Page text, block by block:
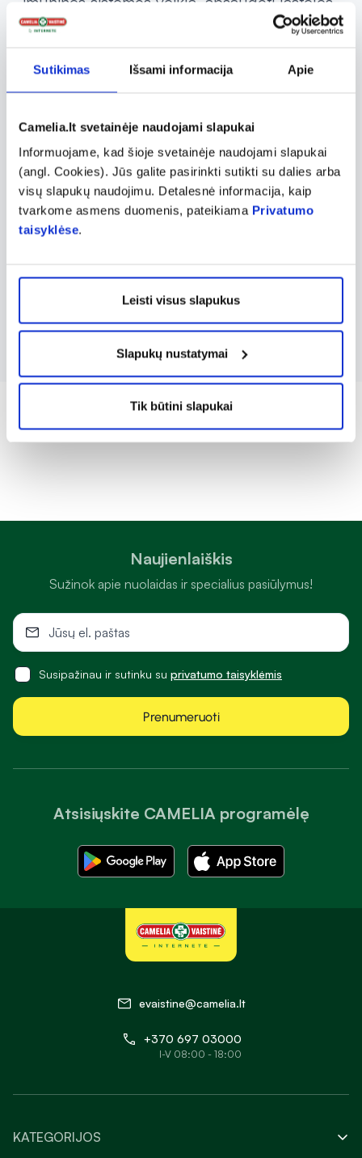
Sutikimas Išsami informacija Apie
Camelia.lt svetainėje naudojami slapukai
Informuojame, kad šioje svetainėje naudojami slapukai
(angl. Cookies). Jūs galite pasirinkti sutikti su dalies arba
visų slapukų naudojimu. Detalesnė informacija, kaip
tvarkome asmens duomenis, pateikiama Privatumo
taisyklėse.
Leisti visus slapukus
Slapukų nustatymai
Tik būtini slapukai
nuo oksidacinės pažaidos ir mažinti
prisideda prie normalaus kaulų ir imuninės
sistemos funkcionavimo bei yra lengvai
įsisavinami dėl minėtosios liposominės
technologijos. SOLEX FERRUM COMPLEX
derina bioaktyvią geležies pirofosfato formą
su vitaminu C, B12 ir folio rūgštimi, padedant
mažinti pavargimo jausmą ir palaikyti
įvairiems organizmo poreikiams ir gali būti
pritaikyti tiek vaikams, tiek suaugusiems.
Atsisiųskite CAMELIA programėlę
Naujienlaiškis
Sužinok apie nuolaidas ir specialius pasiūlymus!
Susipažinau ir sutinku su privatumo taisyklėmis
Prenumeruoti
evaistine@camelia.lt
+370 697 03000
I-V 08:00 - 18:00
KATEGORIJOS